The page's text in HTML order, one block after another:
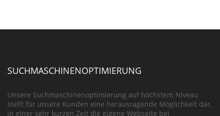
SUCHMASCHINENOPTIMIERUNG
Unsere Suchmaschinenoptimierung auf höchstem Niveau
stellt für unsere Kunden eine herausragende Möglichkeit dar,
in einer sehr kurzen Zeit die eigene Webseite bei